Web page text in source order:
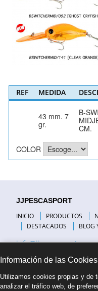
REF MEDIDA
43 mm. 7
gr.
B-
CM.
COLOR
JJPESCASPORT
INICIO PRODUCTOS
DESTACADOS
BLOG
info@jjpescasport.com
VISITANOS
PREGUNTAS
Información de las Cookies
Utilizamos cookies propias y de
analizar el tráfico web, de